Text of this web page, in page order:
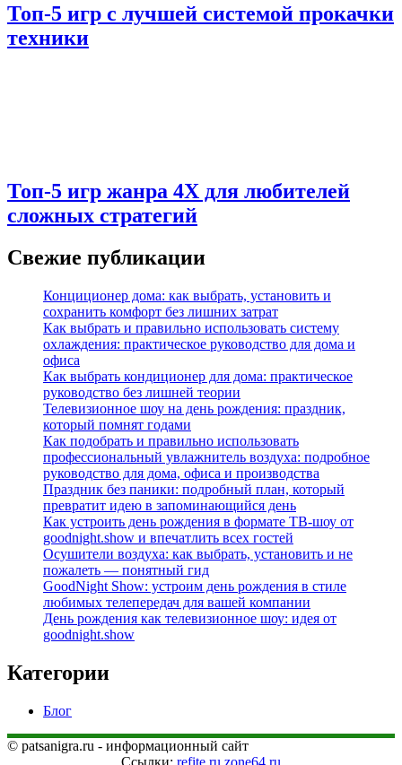
Топ-5 игр с лучшей системой прокачки
техники
Топ-5 игр жанра 4X для любителей
сложных стратегий
Свежие публикации
Конциционер дома: как выбрать, установить и
сохранить комфорт без лишних затрат
Как выбрать и правильно использовать систему
охлаждения: практическое руководство для дома и
офиса
Как выбрать кондиционер для дома: практическое
руководство без лишней теории
Телевизионное шоу на день рождения: праздник,
который помнят годами
Как подобрать и правильно использовать
профессиональный увлажнитель воздуха: подробное
руководство для дома, офиса и производства
Праздник без паники: подробный план, который
превратит идею в запоминающийся день
Как устроить день рождения в формате ТВ‑шоу от
goodnight.show и впечатлить всех гостей
Осушители воздуха: как выбрать, установить и не
пожалеть — понятный гид
GoodNight Show: устроим день рождения в стиле
любимых телепередач для вашей компании
День рождения как телевизионное шоу: идея от
goodnight.show
Категории
Блог
© patsanigra.ru - информационный сайт
Ссылки: refite.ru zone64.ru